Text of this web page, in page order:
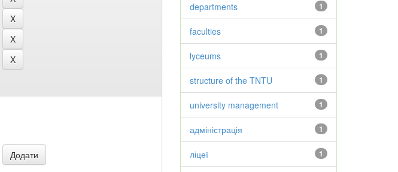
1
departments
1
faculties
1
lyceums
1
structure of the TNTU
1
university management
1
адміністрація
1
ліцеї